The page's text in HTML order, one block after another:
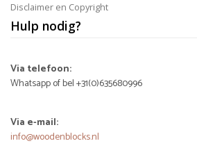
Disclaimer en Copyright
Hulp nodig?
Via telefoon:
Whatsapp of bel +31(0)635680996
Via e-mail:
info@woodenblocks.nl